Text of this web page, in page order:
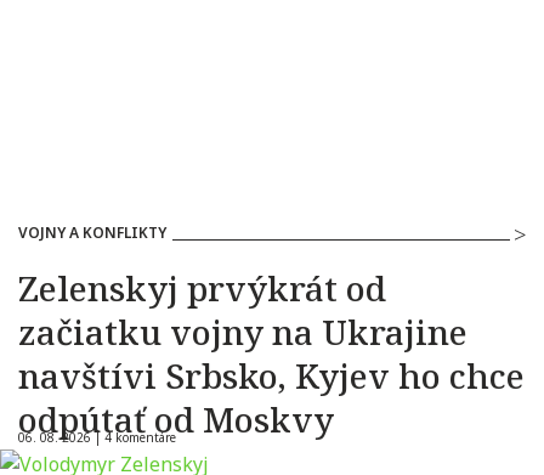
VOJNY A KONFLIKTY
Zelenskyj prvýkrát od
začiatku vojny na Ukrajine
navštívi Srbsko, Kyjev ho chce
odpútať od Moskvy
06. 08. 2026 | 4 komentáre